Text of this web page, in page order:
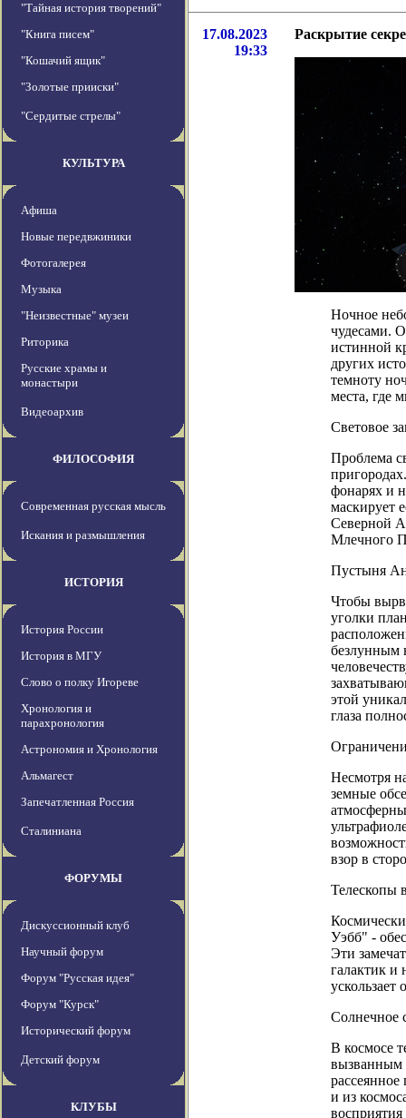
"Тайная история творений"
"Книга писем"
"Кошачий ящик"
"Золотые прииски"
"Сердитые стрелы"
КУЛЬТУРА
Афиша
Новые передвжиники
Фотогалерея
Музыка
"Неизвестные" музеи
Риторика
Русские храмы и
монастыри
Видеоархив
ФИЛОСОФИЯ
Современная русская мысль
Искания и размышления
ИСТОРИЯ
История России
История в МГУ
Слово о полку Игореве
Хронология и
парахронология
Астрономия и Хронология
Альмагест
Запечатленная Россия
Сталиниана
ФОРУМЫ
Дискуссионный клуб
Научный форум
Форум "Русская идея"
Форум "Курск"
Исторический форум
Детский форум
КЛУБЫ
17.08.2023
19:33
Раскрытие
Ночное
чудесами.
истинной
других
темноту
места, где
Световое
Проблема
фонарях и
маскирует
Северной
Млечного
Пустыня
Чтобы
уголки
безлунным
этой
глаза
Несмотря
земные
взор в
Телескопы
Уэбб" -
Эти
галактик и
ускользает
Солнечное
В космосе
вызванным
и из